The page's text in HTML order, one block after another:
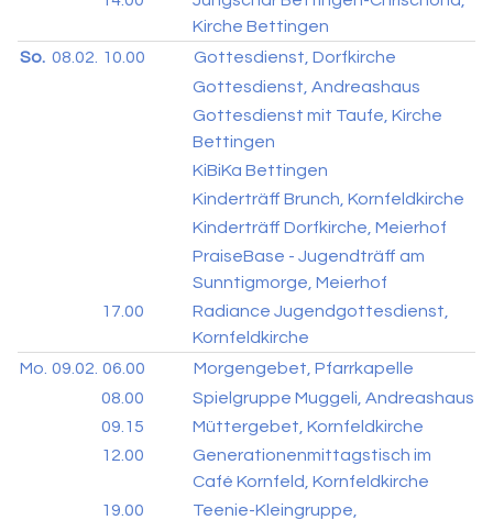
Kirche Bettingen
So. 08.02. 10.00
Gottesdienst, Dorfkirche
Gottesdienst, Andreashaus
Gottesdienst mit Taufe, Kirche
Bettingen
KiBiKa Bettingen
Kinderträff Brunch, Kornfeldkirche
Kinderträff Dorfkirche, Meierhof
PraiseBase - Jugendträff am
Sunntigmorge, Meierhof
17.00
Radiance Jugendgottesdienst,
Kornfeldkirche
Mo. 09.02. 06.00
Morgengebet, Pfarrkapelle
08.00
Spielgruppe Muggeli, Andreashaus
09.15
Müttergebet, Kornfeldkirche
12.00
Generationenmittagstisch im
Café Kornfeld, Kornfeldkirche
19.00
Teenie-Kleingruppe,